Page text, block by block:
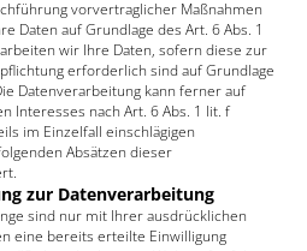
vorvertraglicher Maßnahmen
Daten auf Grundlage des Art. 6 Abs. 1
wir Ihre Daten, sofern diese zur
erforderlich sind auf Grundlage
Datenverarbeitung kann ferner auf
Interesses nach Art. 6 Abs. 1 lit. f
im Einzelfall einschlägigen
Absätzen dieser
zur Datenverarbeitung
sind nur mit Ihrer ausdrücklichen
eine bereits erteilte Einwilligung